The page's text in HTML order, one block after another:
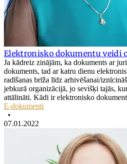
Elektronisko dokumentu veidi
Ja kādreiz zinājām, ka dokuments ar
dokuments, tad ar katru dienu
radīšanas brīža līdz arhivēšanai/
jebkurā organizācijā, jo sevišķi tajās,
attālināti. Kādi ir elektronisko
E-dokumenti
•
07.01.2022